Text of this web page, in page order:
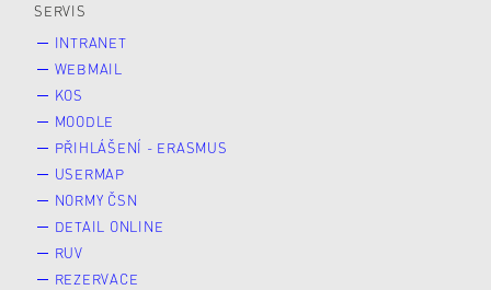
SERVIS
INTRANET
WEBMAIL
KOS
MOODLE
PŘIHLÁŠENÍ - ERASMUS
USERMAP
NORMY ČSN
DETAIL ONLINE
RUV
REZERVACE